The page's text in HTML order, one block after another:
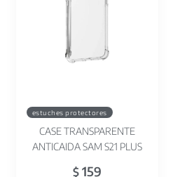
estuches protectores
CASE TRANSPARENTE
ANTICAIDA SAM S21 PLUS
$159